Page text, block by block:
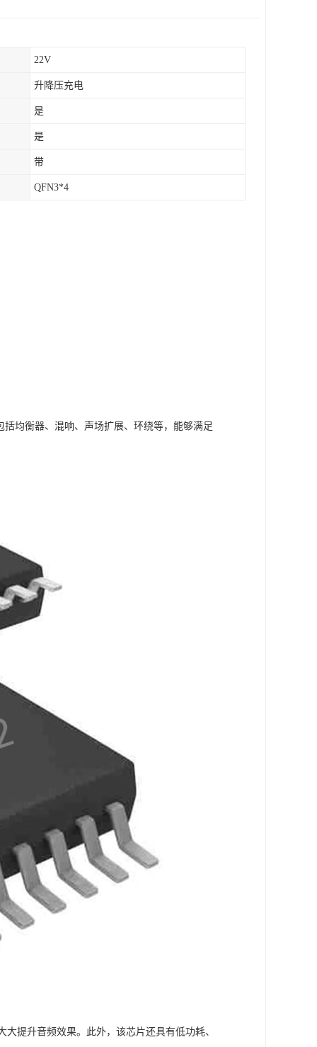
22V
升降压充电
是
是
带
QFN3*4
均衡器、混响、声场扩展、环绕等，能够满足
提升音频效果。此外，该芯片还具有低功耗、